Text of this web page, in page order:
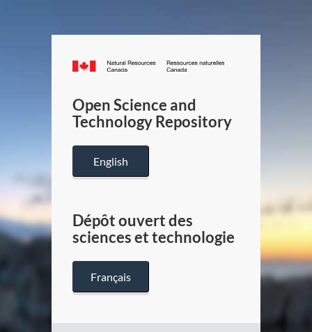
Canada.ca
/
Canada
Open Science and
Technology Repository
English
Dépôt ouvert des
sciences et technologie
Français